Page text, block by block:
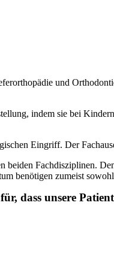
und
indem sie bei
Eingriff. Der
Fachdisziplinen.
benötigen zumeist
dass unsere